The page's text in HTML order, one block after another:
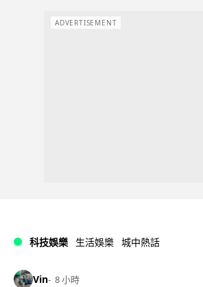
ADVERTISEMENT
科技娛樂 生活娛樂 城中熱話
Vin 8 小時